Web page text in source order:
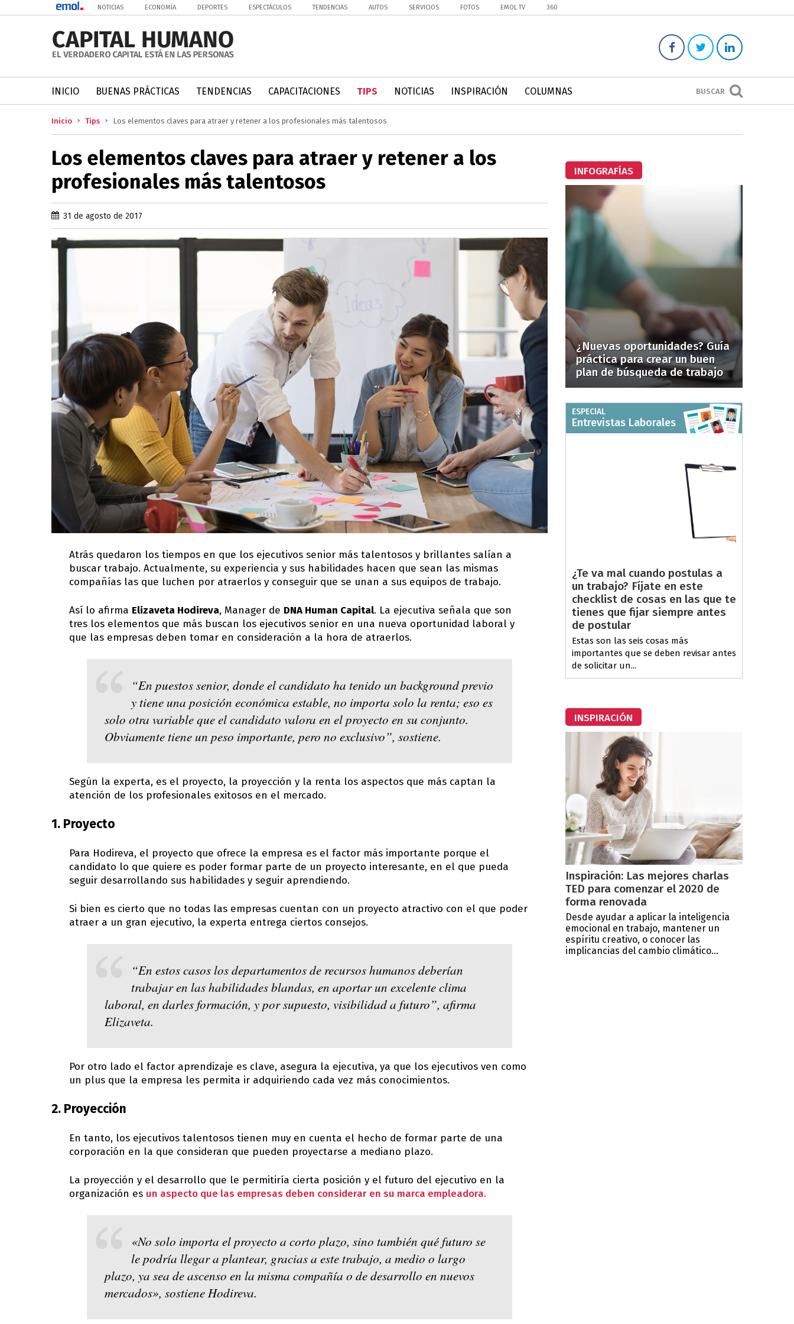
NOTICIAS ECONOMÍA DEPORTES ESPECTÁCULOS TENDENCIAS AUTOS SERVICIOS FOTOS EMOL TV 360
BUSCAR
INICIO BUENAS PRÁCTICAS TENDENCIAS CAPACITACIONES TIPS NOTICIAS INSPIRACIÓN COLUMNAS
Inicio Tips Los elementos claves para atraer y retener a los profesionales más talentosos
Los elementos claves para atraer y retener a los
profesionales más talentosos
31 de agosto de 2017
Atrás quedaron los tiempos en que los ejecutivos senior más talentosos y brillantes salían a
buscar trabajo. Actualmente, su experiencia y sus habilidades hacen que sean las mismas
compañías las que luchen por atraerlos y conseguir que se unan a sus equipos de trabajo.
Así lo afirma Elizaveta Hodireva, Manager de DNA Human Capital. La ejecutiva señala que son
tres los elementos que más buscan los ejecutivos senior en una nueva oportunidad laboral y
que las empresas deben tomar en consideración a la hora de atraerlos.
“En puestos senior, donde el candidato ha tenido un backgroundprevio
y tiene una posición económica estable, no importa solo la renta; eso es
solo otra variable que el candidato valora en el proyecto en su conjunto.
Obviamente tiene un peso importante, pero no exclusivo”, sostiene.
Según la experta, es el proyecto, la proyección y la renta los aspectos que más captan la
atención de los profesionales exitosos en el mercado.
1. Proyecto
Para Hodireva, el proyecto que ofrece la empresa es el factor más importante porque el
candidato lo que quiere es poder formar parte de un proyecto interesante, en el que pueda
seguir desarrollando sus habilidades y seguir aprendiendo.
Si bien es cierto que no todas las empresas cuentan con un proyecto atractivo con el que poder
atraer a un gran ejecutivo, la experta entrega ciertos consejos.
“En estos casos los departamentos de recursos humanos deberían
trabajar en las habilidades blandas, en aportar un excelente clima
laboral, en darles formación, y por supuesto, visibilidad a futuro”, afirma
Elizaveta.
Por otro lado el factor aprendizaje es clave, asegura la ejecutiva, ya que los ejecutivos ven como
un plus que la empresa les permita ir adquiriendo cada vez más conocimientos.
2. Proyección
En tanto, los ejecutivos talentosos tienen muy en cuenta el hecho de formar parte de una
corporación en la que consideran que pueden proyectarse a mediano plazo.
La proyección y el desarrollo que le permitiría cierta posición y el futuro del ejecutivo en la
organización es un aspecto que las empresas deben considerar en su marca empleadora.
«No solo importa el proyecto a corto plazo, sino también qué futuro se
le podría llegar a plantear, gracias a este trabajo, a medio o largo
plazo, ya sea de ascenso en la misma compañía o de desarrollo en nuevos
mercados», sostiene Hodireva.
INFOGRAFÍAS
¿Nuevas oportunidades? Guía
práctica para crear un buen
plan de búsqueda de trabajo
ESPECIAL
Entrevistas Laborales
¿Te va mal cuando postulas a
un trabajo? Fíjate en este
checklist de cosas en las que te
tienes que fijar siempre antes
de postular
Estas son las seis cosas más
importantes que se deben revisar antes
de solicitar un...
INSPIRACIÓN
Inspiración: Las mejores charlas
TED para comenzar el 2020 de
forma renovada
Desde ayudar a aplicar la inteligencia
emocional en trabajo, mantener un
espíritu creativo, o conocer las
implicancias del cambio climático...